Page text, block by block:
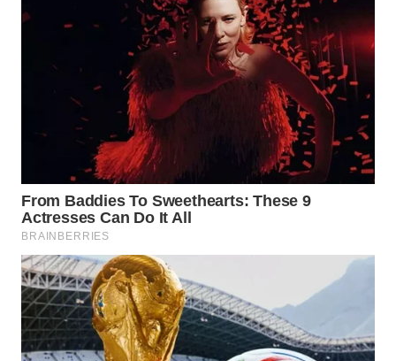
LABUHANBATU
TAPANULI
TENGAH
SERDANG
WN
TINGGI
WN
PAKPAK